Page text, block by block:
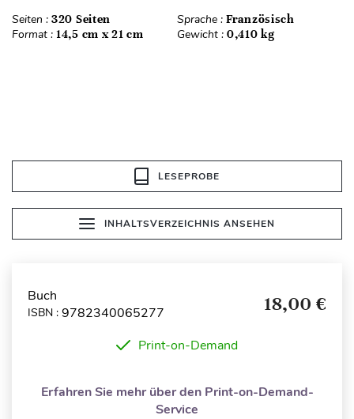
Seiten : 320 Seiten Sprache : Französisch
Format : 14,5 cm x 21 cm Gewicht : 0,410 kg
LESEPROBE
INHALTSVERZEICHNIS ANSEHEN
Buch
ISBN : 9782340065277 18,00 €
Print-on-Demand
Erfahren Sie mehr über den Print-on-Demand-
Service